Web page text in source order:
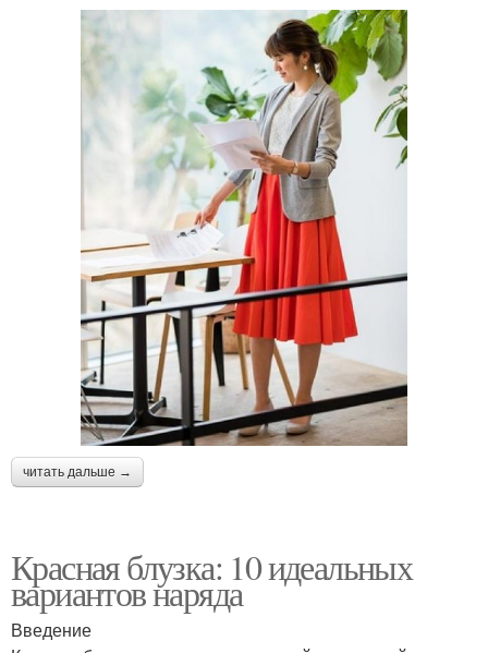
читать дальше →
Красная блузка: 10 идеальных
вариантов наряда
Введение